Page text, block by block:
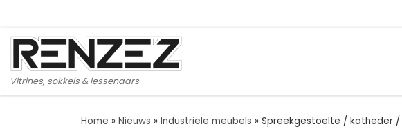
Vitrines, sokkels & lessenaars
Home » Nieuws » Industriele meubels » Spreekgestoelte / katheder /